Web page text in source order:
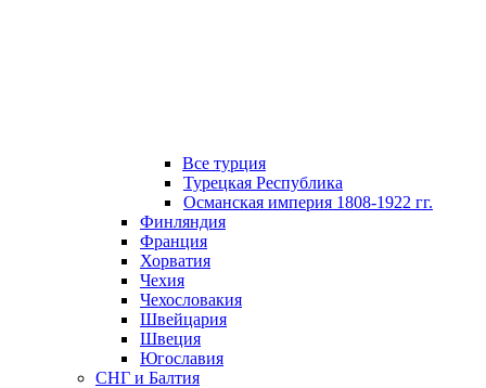
Все турция
Турецкая Республика
Османская империя 1808-1922 гг.
Финляндия
Франция
Хорватия
Чехия
Чехословакия
Швейцария
Швеция
Югославия
СНГ и Балтия